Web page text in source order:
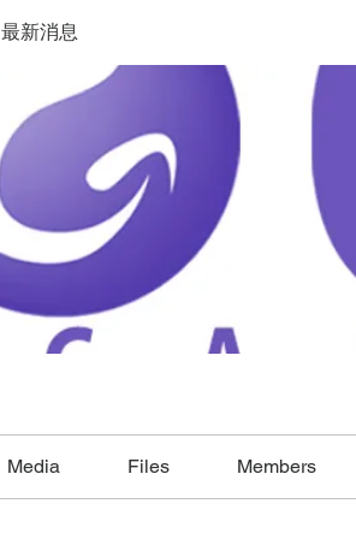
最新消息
Media Files Members